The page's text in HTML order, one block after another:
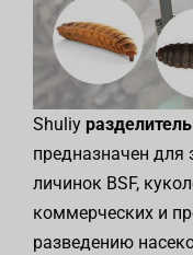
Shuliy
предназначен для
личинок BSF,
коммерческих и
разведению